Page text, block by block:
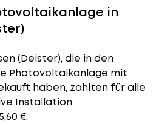
in
(Deister), die in den
Photovoltaikanlage mit
haben, zahlten für alle
Installation
€.